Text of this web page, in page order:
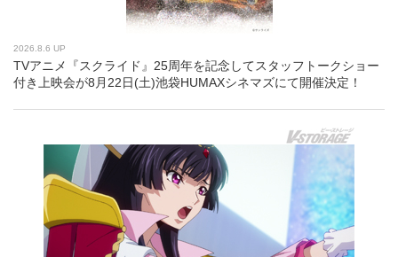
2026.8.6 UP
TVアニメ『スクライド』25周年を記念してスタッフトークショー
付き上映会が8月22日(土)池袋HUMAXシネマズにて開催決定！